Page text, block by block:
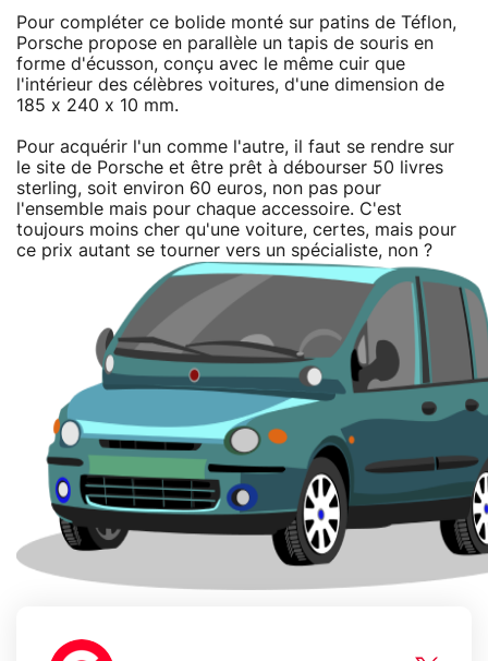
Pour compléter ce bolide monté sur patins de Téflon,
Porsche propose en parallèle un tapis de souris en
forme d'écusson, conçu avec le même cuir que
l'intérieur des célèbres voitures, d'une dimension de
185 x 240 x 10 mm.
Pour acquérir l'un comme l'autre, il faut se rendre sur
le site de Porsche et être prêt à débourser 50 livres
sterling, soit environ 60 euros, non pas pour
l'ensemble mais pour chaque accessoire. C'est
toujours moins cher qu'une voiture, certes, mais pour
ce prix autant se tourner vers un spécialiste, non ?